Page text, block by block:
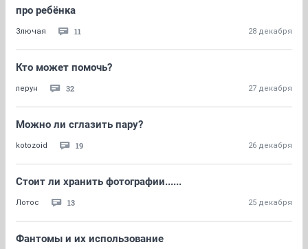
про ребёнка
Злючая 11 28 декабря
Кто может помочь?
лерун 32 27 декабря
Можно ли сглазить пару?
kotozoid 19 26 декабря
Стоит ли хранить фотографии......
Лотос 13 25 декабря
Фантомы и их использование